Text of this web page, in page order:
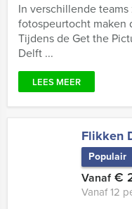
In verschillende
fotospeurtocht maken
Tijdens de Get the
Delft ...
LEES MEER
Flikken
Populair
Vanaf€
Vanaf 12